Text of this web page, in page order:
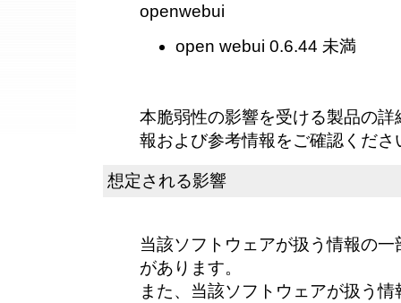
openwebui
open webui 0.6.44 未満
本脆弱性の影響を受ける製品の
報および参考情報をご確認くださ
想定される影響
当該ソフトウェアが扱う情報の
があります。
また、当該ソフトウェアが扱う